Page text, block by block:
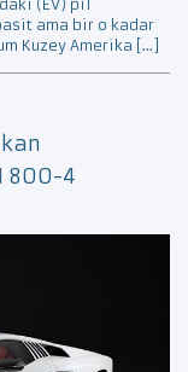
(EV) pil
ama bir o kadar
Kuzey Amerika […]
800-4